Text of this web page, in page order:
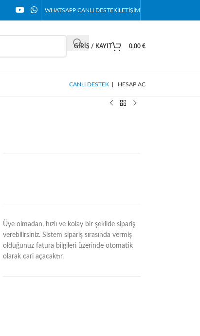
WHATSAPP CANLI DESTEKİLETIŞIM
GIRIŞ / KAYIT 0,00 €
CANLI DESTEK HESAP AÇ
Üye olmadan, hızlı ve kolay bir şekilde sipariş
verebilirsiniz. Sistem sipariş sırasında vermiş
olduğunuz fatura bilgileri üzerinde otomatik
olarak cari açacaktır.